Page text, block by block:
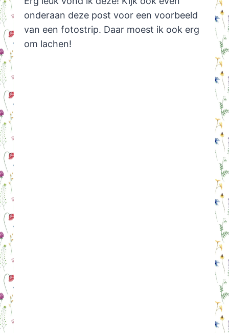
onderaan deze post voor een voorbeeld
van een fotostrip. Daar moest ik ook erg
om lachen!